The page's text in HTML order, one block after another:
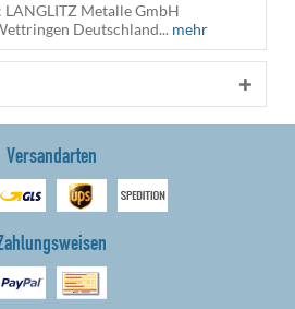
Metalle GmbH
Deutschland... mehr
Versandarten